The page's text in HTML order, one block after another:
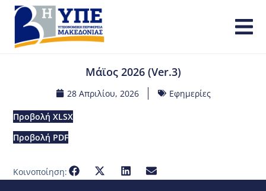
Μάϊος 2026 (Ver.3)
28 Απριλίου, 2026 Εφημερίες
Προβολή XLSX
Προβολή PDF
Κοινοποίηση: